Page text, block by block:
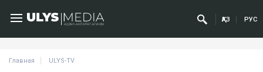
ҚАЗ РУС
Главная ULYS-TV